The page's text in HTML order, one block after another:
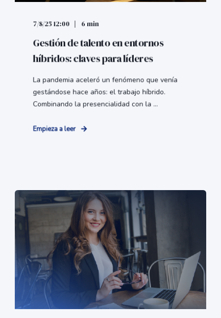
7/8/25 12:00 6 min
Gestión de talento en entornos
híbridos: claves para líderes
La pandemia aceleró un fenómeno que venía
gestándose hace años: el trabajo híbrido.
Combinando la presencialidad con la ...
Empieza a leer